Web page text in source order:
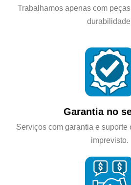
Trabalhamos apenas com
Garantia no
Serviços com garantia e suporte
imprevisto.